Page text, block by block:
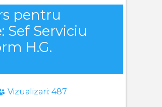
pentru
Serviciu
H.G.
Vizualizari:487